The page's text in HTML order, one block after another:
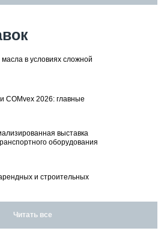
в условиях сложной
COMvex 2026: главные
выставка
оборудования
и строительных
Читать все